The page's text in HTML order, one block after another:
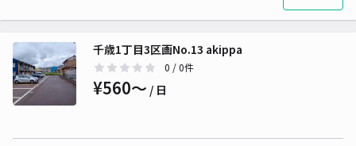
千歳1丁目3区画No.13 akippa
0 / 0件
¥560〜 / 日